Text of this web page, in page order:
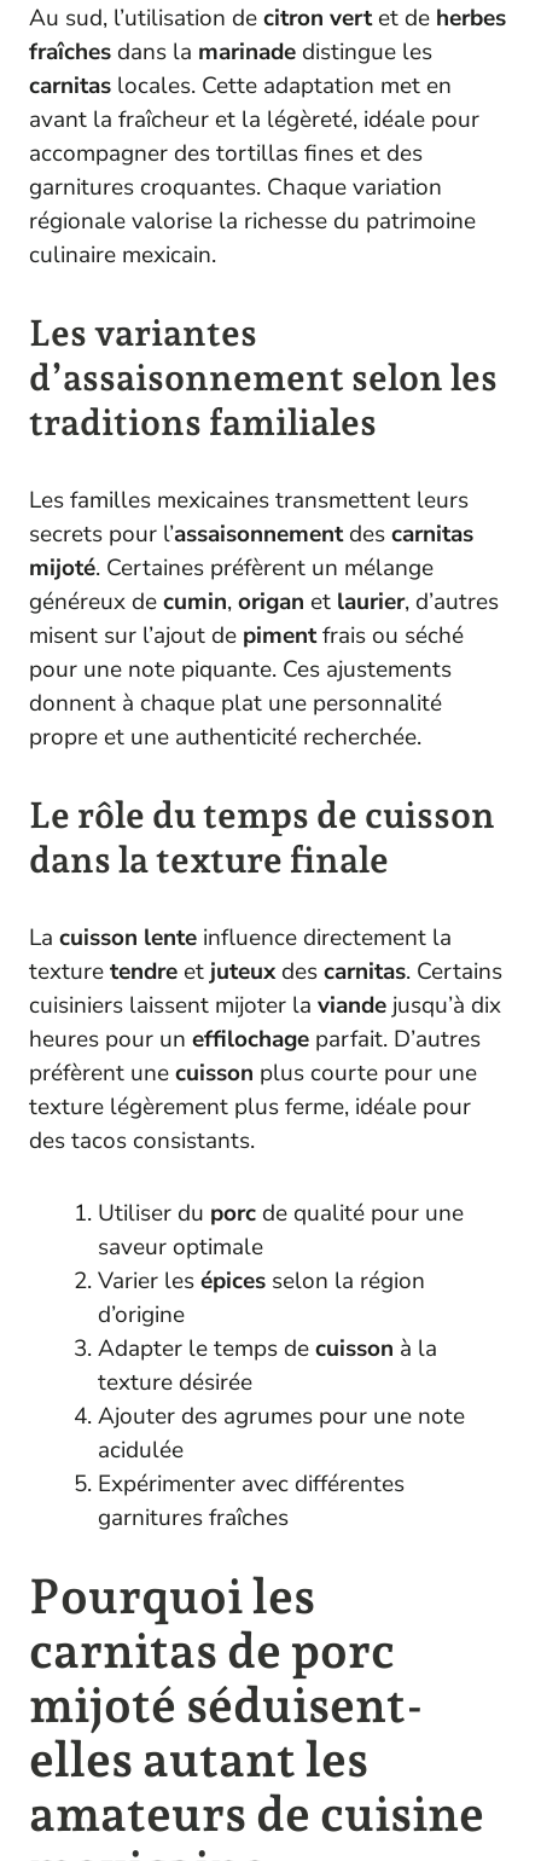
Au sud, l’utilisation decitron vertet de herbes
fraîches dans la marinade distingue les
carnitas locales. Cette adaptation met en
avant la fraîcheur et la légèreté, idéale pour
accompagner des tortillas fines et des
garnitures croquantes. Chaque variation
régionale valorise la richesse du patrimoine
culinaire mexicain.
Les variantes
d’assaisonnement selon les
traditions familiales
Les familles mexicaines transmettent leurs
secrets pour l’assaisonnementdescarnitas
mijoté. Certaines préfèrent un mélange
généreux decumin,origan et laurier, d’autres
misent sur l’ajout de pimentfrais ou séché
pour une note piquante. Ces ajustements
donnent à chaque plat une personnalité
propre et une authenticité recherchée.
Le rôle du temps de cuisson
dans la texture finale
La cuisson lente influence directement la
texturetendre et juteuxdescarnitas. Certains
cuisiniers laissent mijoter la viande jusqu’à dix
heures pour un effilochage parfait. D’autres
préfèrent unecuisson plus courte pour une
texture légèrement plus ferme, idéale pour
des tacos consistants.
Utiliser du porc de qualité pour une
saveur optimale
Varier lesépices selon la région
d’origine
Adapter le temps decuisson à la
texture désirée
Ajouter des agrumes pour une note
acidulée
Expérimenter avec différentes
garnitures fraîches
Pourquoi les
carnitas de porc
mijoté séduisent-
elles autant les
amateurs de cuisine